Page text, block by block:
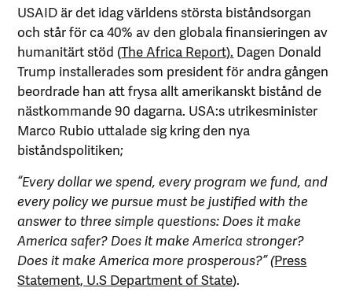
USAID är det idag världens största biståndsorgan
och står för ca 40% av den globala finansieringen av
humanitärt stöd (The Africa Report). Dagen Donald
Trump installerades som president för andra gången
beordrade han att frysa allt amerikanskt bistånd de
nästkommande 90 dagarna. USA:s utrikesminister
Marco Rubio uttalade sig kring den nya
biståndspolitiken;
“Every dollar we spend, every program we fund, and
every policy we pursue must be justified with the
answer to three simple questions: Does it make
America safer? Does it make America stronger?
Does it make America more prosperous?” (Press
Statement, U.S Department of State).